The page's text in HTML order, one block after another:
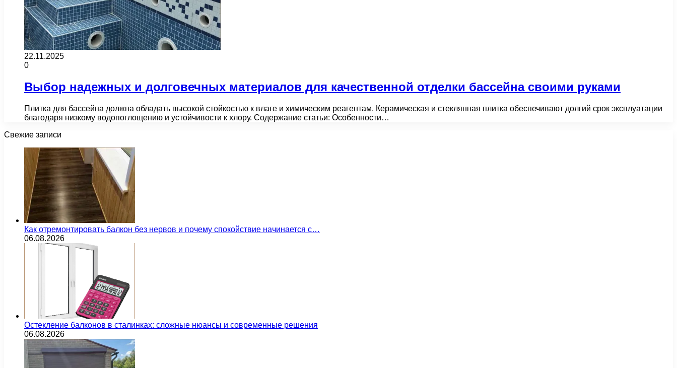
22.11.2025
0
Выбор надежных и долговечных материалов для качественной отделки бассейна своими руками
Плитка для бассейна должна обладать высокой стойкостью к влаге и химическим реагентам. Керамическая и стеклянная плитка обеспечивают долгий срок эксплуатации
благодаря низкому водопоглощению и устойчивости к хлору. Содержание статьи: Особенности…
Свежие записи
Как отремонтировать балкон без нервов и почему спокойствие начинается с…
06.08.2026
Остекление балконов в сталинках: сложные нюансы и современные решения
06.08.2026